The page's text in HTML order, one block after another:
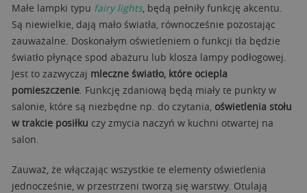
Małe lampki typu fairy lights, będą pełniły funkcję akcentu.
Są niewielkie, dają mało światła, równocześnie pozostając
zauważalne. Doskonałym oświetleniem o funkcji tła będzie
światło płynące spod abażuru lub klosza lampy podłogowej.
Jest to zazwyczaj mleczne światło, które ociepla
pomieszczenie . Funkcję zdaniową będą miały te punkty w
salonie, które są niezbędne np. do czytania, oświetlenia stołu
w trakcie posiłku czy zmycia naczyń w kuchni otwartej na
salon.
Zauważ, że włączając wszystkie te elementy oświetlenia
jednocześnie, w przestrzeni tworzą się warstwy. Otulają